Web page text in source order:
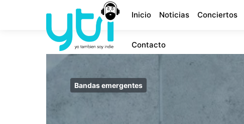
Inicio Noticias Conciertos
Contacto
Bandas emergentes